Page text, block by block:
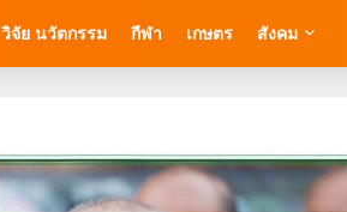
วิจัย นวัตกรรม กีฬา เกษตร สังคม